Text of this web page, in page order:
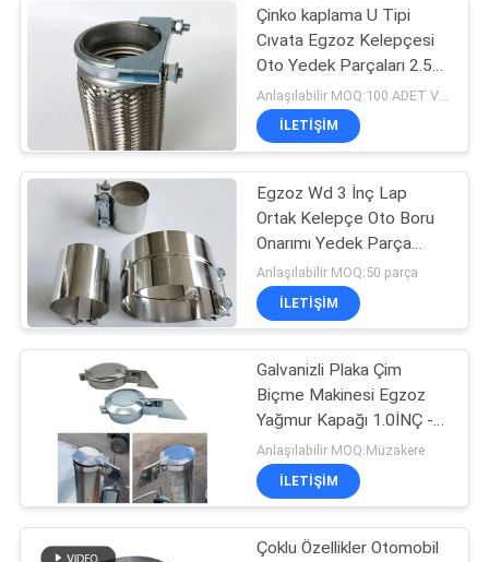
Çinko kaplama U Tipi
Cıvata Egzoz Kelepçesi
Oto Yedek Parçaları 2.5
inç
İLETIŞIM
Egzoz Wd 3 İnç Lap
Ortak Kelepçe Oto Boru
Onarımı Yedek Parça
Paslanmaz Çelik
Anlaşılabilir MOQ:50 parça
İLETIŞIM
Galvanizli Plaka Çim
Biçme Makinesi Egzoz
Yağmur Kapağı 1.0İNÇ -
8.0İNÇ
Anlaşılabilir MOQ:Müzakere
İLETIŞIM
Çoklu Özellikler Otomobil